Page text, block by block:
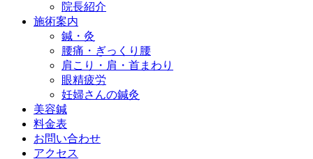
院長紹介
施術案内
鍼・灸
腰痛・ぎっくり腰
肩こり・肩・首まわり
眼精疲労
妊婦さんの鍼灸
美容鍼
料金表
お問い合わせ
アクセス